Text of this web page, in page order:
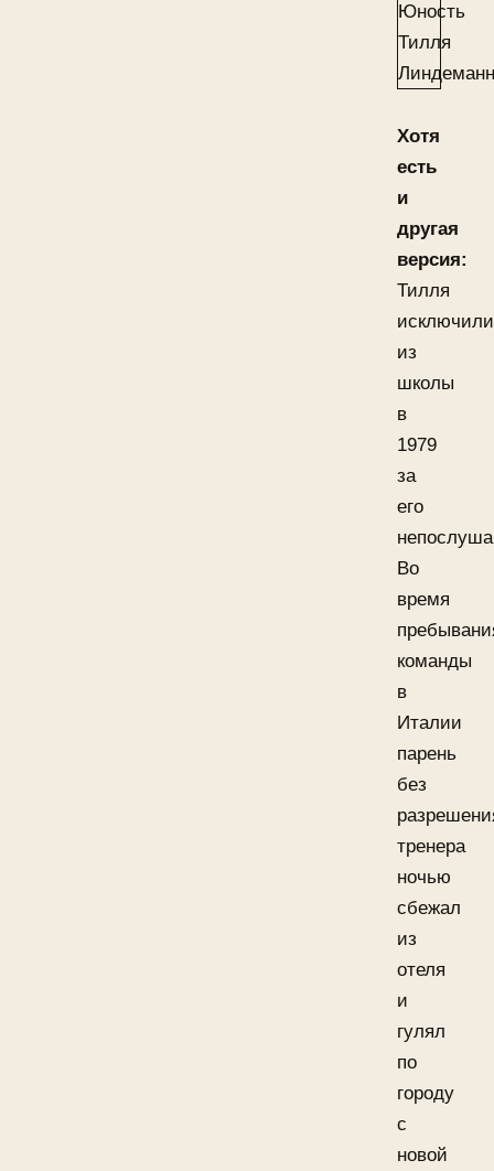
Хотя
есть
и
другая
версия:
Тилля
исключили
из
школы
в
1979
за
его
Во
время
команды
в
Италии
парень
без
тренера
ночью
сбежал
из
отеля
и
гулял
по
городу
с
новой